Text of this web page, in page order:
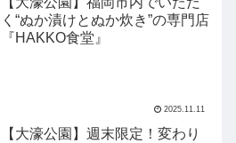
く“ぬか漬けとぬか炊き”の専門店
『HAKKO食堂』
2025.11.11
【大濠公園】週末限定！変わり